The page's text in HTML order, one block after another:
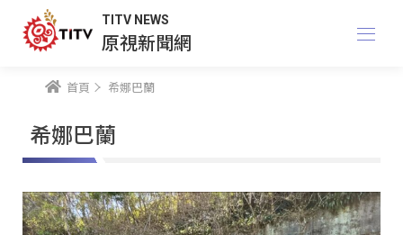
TITV NEWS
原視新聞網
首頁 希娜巴蘭
希娜巴蘭